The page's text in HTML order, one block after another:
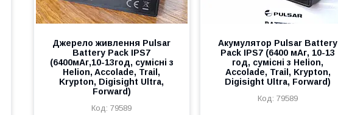
Джерело живлення Рulѕаr
Battery Pack IPS7
(6400мАг,10-13год, сумісні з
Helion, Accolade, Trail,
Krypton, Digisight Ultra,
Forward)
79589
Акумулятор Рulѕаr Battery
Pack IPS7 (6400 мАг, 10-13
год, сумісні з Helion,
Accolade, Trail, Krypton,
Digisight Ultra, Forward)
79589